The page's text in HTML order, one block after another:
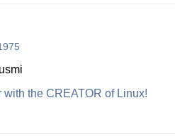
the CREATOR of Linux!